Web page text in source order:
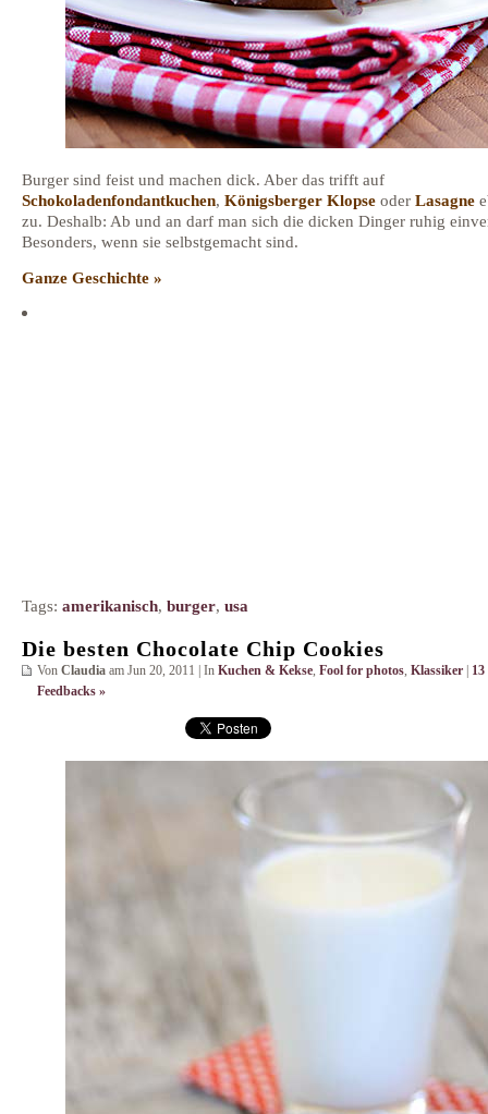
Burger sind feist und machen dick. Aber das trifft auf
Schokoladenfondantkuchen, Königsberger Klopse oder Lasagne
zu. Deshalb: Ab und an darf man sich die dicken Dinger ruhig
Besonders, wenn sie selbstgemacht sind.
Ganze Geschichte »
Tags: amerikanisch, burger, usa
Die besten Chocolate Chip Cookies
Von Claudia am Jun 20, 2011 | In Kuchen & Kekse, Fool for photos, Klassiker
13
Feedbacks »